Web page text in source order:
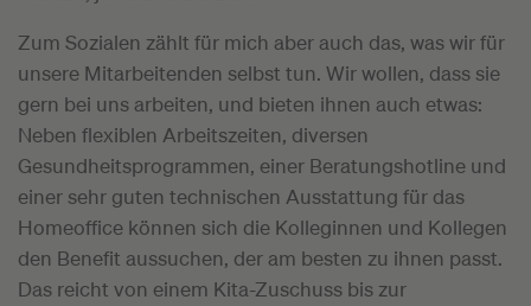
Zum Sozialen zählt für mich aber auch das, was wir für
unsere Mitarbeitenden selbst tun. Wir wollen, dass sie
gern bei uns arbeiten, und bieten ihnen auch etwas:
Neben flexiblen Arbeitszeiten, diversen
Gesundheitsprogrammen, einer Beratungshotline und
einer sehr guten technischen Ausstattung für das
Homeoffice können sich die Kolleginnen und Kollegen
den Benefit aussuchen, der am besten zu ihnen passt.
Das reicht von einem Kita-Zuschuss bis zur